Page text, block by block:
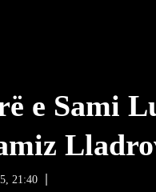
e Sami
21:40